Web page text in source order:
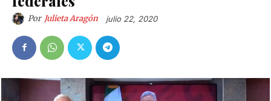
Por Julieta Aragón julio 22, 2020